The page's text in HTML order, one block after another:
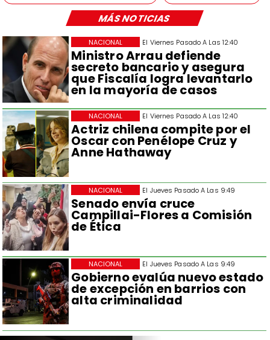
MÁS NOTICIAS
El Viernes Pasado A Las 12:40
Ministro Arrau defiende
secreto bancario y asegura
que Fiscalía logra levantarlo
en la mayoría de casos
NACIONAL
El Viernes Pasado A Las 12:40
Actriz chilena compite por el
Oscar con Penélope Cruz y
Anne Hathaway
NACIONAL
El Jueves Pasado A Las 9:49
Senado envía cruce
Campillai-Flores a Comisión
de Ética
NACIONAL
El Jueves Pasado A Las 9:49
Gobierno evalúa nuevo estado
de excepción en barrios con
alta criminalidad
NACIONAL